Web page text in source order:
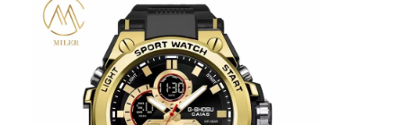
Watch yedek parçaları
Saat Kayışı Yedek Parçaları